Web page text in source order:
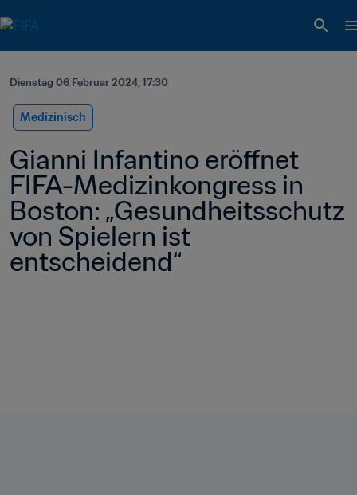
Dienstag 06 Februar 2024, 17:30
Medizinisch
Gianni Infantino eröffnet
FIFA-Medizinkongress in
Boston: „Gesundheitsschutz
von Spielern ist
entscheidend“